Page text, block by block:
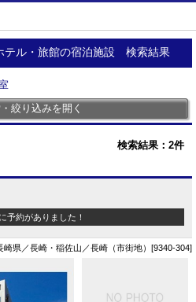
テル・旅館の宿泊施設 検索結果
絞り込みを開く
検索結果： 2件
予約がありました！
崎県／長崎・稲佐山／長崎（市街地）[9340-304]